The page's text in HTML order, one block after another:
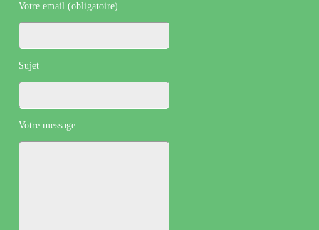
Votre email (obligatoire)
Sujet
Votre message